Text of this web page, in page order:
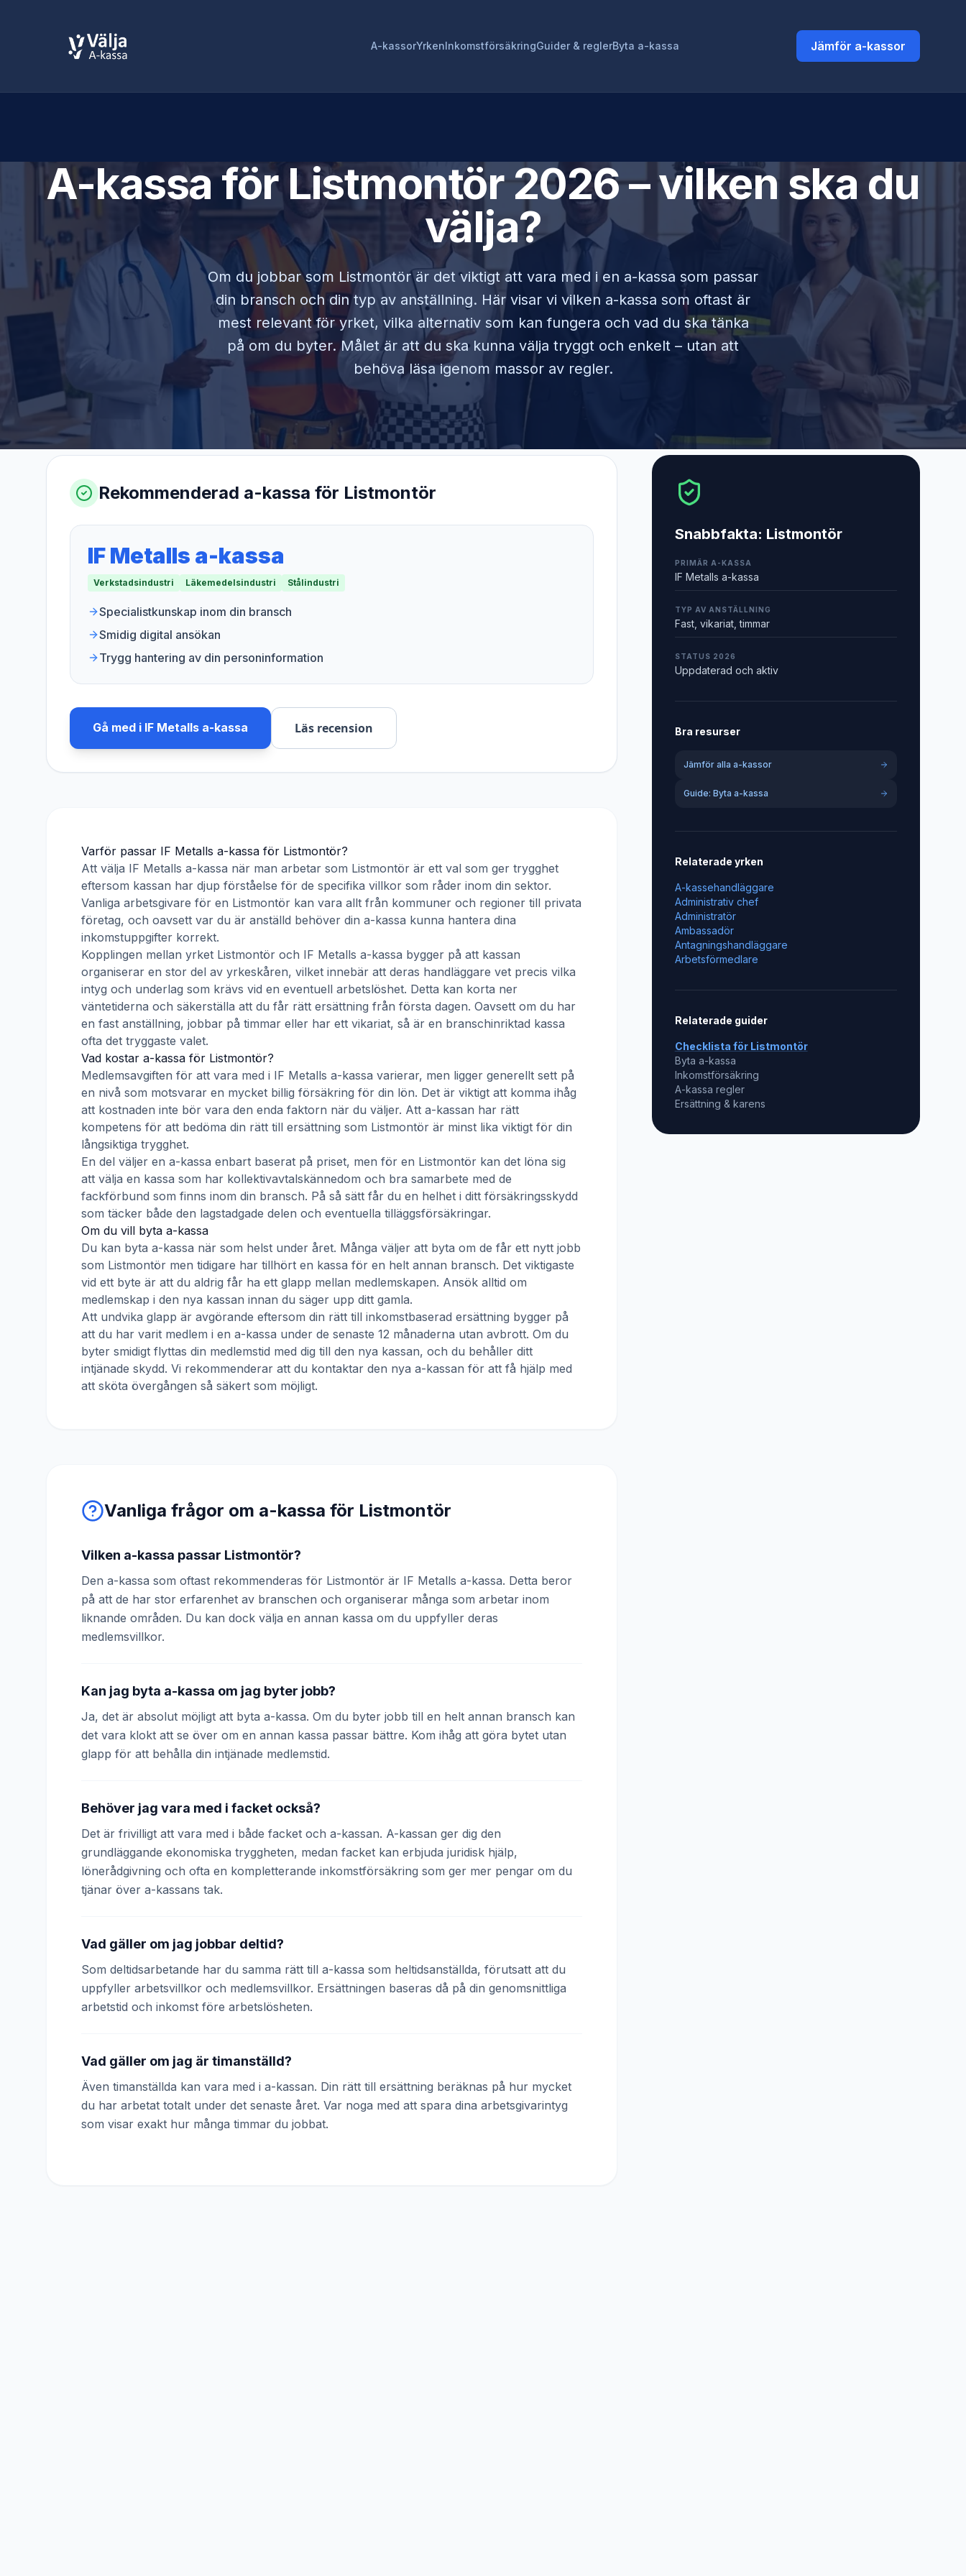
A-kassorYrkenInkomstförsäkringGuider & reglerByta a-kassa Jämför a-kassor
A-kassa förListmontör2026 – vilken ska du
välja?
Om du jobbar som Listmontörär det viktigt att vara med i en a-kassa som passar
din bransch och din typ av anställning. Här visar vi vilken a-kassa som oftast är
mest relevant för yrket, vilka alternativ som kan fungera och vad du ska tänka
på om du byter. Målet är att du ska kunna välja tryggt och enkelt – utan att
behöva läsa igenom massor av regler.
Rekommenderad a-kassa för Listmontör
IF Metalls a-kassa
Verkstadsindustri Läkemedelsindustri Stålindustri
Specialistkunskap inom din bransch
Smidig digital ansökan
Trygg hantering av din personinformation
Gå med i IF Metalls a-kassa Läs recension
Varför passar IF Metalls a-kassa för Listmontör?
Att välja IF Metalls a-kassa när man arbetar som Listmontör är ett val som ger trygghet
eftersom kassan har djup förståelse för de specifika villkor som råder inom din sektor.
Vanliga arbetsgivare för en Listmontör kan vara allt från kommuner och regioner till privata
företag, och oavsett var du är anställd behöver din a-kassa kunna hantera dina
inkomstuppgifter korrekt.
Kopplingen mellan yrket Listmontör och IF Metalls a-kassa bygger på att kassan
organiserar en stor del av yrkeskåren, vilket innebär att deras handläggare vet precis vilka
intyg och underlag som krävs vid en eventuell arbetslöshet. Detta kan korta ner
väntetiderna och säkerställa att du får rätt ersättning från första dagen. Oavsett om du har
en fast anställning, jobbar på timmar eller har ett vikariat, så är en branschinriktad kassa
ofta det tryggaste valet.
Vad kostar a-kassa för Listmontör?
Medlemsavgiften för att vara med i IF Metalls a-kassa varierar, men ligger generellt sett på
en nivå som motsvarar en mycket billig försäkring för din lön. Det är viktigt att komma ihåg
att kostnaden inte bör vara den enda faktorn när du väljer. Att a-kassan har rätt
kompetens för att bedöma din rätt till ersättning som Listmontör är minst lika viktigt för din
långsiktiga trygghet.
En del väljer en a-kassa enbart baserat på priset, men för en Listmontör kan det löna sig
att välja en kassa som har kollektivavtalskännedom och bra samarbete med de
fackförbund som finns inom din bransch. På så sätt får du en helhet i ditt försäkringsskydd
som täcker både den lagstadgade delen och eventuella tilläggsförsäkringar.
Om du vill byta a-kassa
Du kan byta a-kassa när som helst under året. Många väljer att byta om de får ett nytt jobb
som Listmontör men tidigare har tillhört en kassa för en helt annan bransch. Det viktigaste
vid ett byte är att du aldrig får ha ett glapp mellan medlemskapen. Ansök alltid om
medlemskap i den nya kassan innan du säger upp ditt gamla.
Att undvika glapp är avgörande eftersom din rätt till inkomstbaserad ersättning bygger på
att du har varit medlem i en a-kassa under de senaste 12 månaderna utan avbrott. Om du
byter smidigt flyttas din medlemstid med dig till den nya kassan, och du behåller ditt
intjänade skydd. Vi rekommenderar att du kontaktar den nya a-kassan för att få hjälp med
att sköta övergången så säkert som möjligt.
Vanliga frågor om a-kassa för Listmontör
Vilken a-kassa passar Listmontör?
Den a-kassa som oftast rekommenderas för Listmontör är IF Metalls a-kassa. Detta beror
på att de har stor erfarenhet av branschen och organiserar många som arbetar inom
liknande områden. Du kan dock välja en annan kassa om du uppfyller deras
medlemsvillkor.
Kan jag byta a-kassa om jag byter jobb?
Ja, det är absolut möjligt att byta a-kassa. Om du byter jobb till en helt annan bransch kan
det vara klokt att se över om en annan kassa passar bättre. Kom ihåg att göra bytet utan
glapp för att behålla din intjänade medlemstid.
Behöver jag vara med i facket också?
Det är frivilligt att vara med i både facket och a-kassan. A-kassan ger dig den
grundläggande ekonomiska tryggheten, medan facket kan erbjuda juridisk hjälp,
lönerådgivning och ofta en kompletterande inkomstförsäkring som ger mer pengar om du
tjänar över a-kassans tak.
Vad gäller om jag jobbar deltid?
Som deltidsarbetande har du samma rätt till a-kassa som heltidsanställda, förutsatt att du
uppfyller arbetsvillkor och medlemsvillkor. Ersättningen baseras då på din genomsnittliga
arbetstid och inkomst före arbetslösheten.
Vad gäller om jag är timanställd?
Även timanställda kan vara med i a-kassan. Din rätt till ersättning beräknas på hur mycket
du har arbetat totalt under det senaste året. Var noga med att spara dina arbetsgivarintyg
som visar exakt hur många timmar du jobbat.
Snabbfakta: Listmontör
PRIMÄR A-KASSA
IF Metalls a-kassa
TYP AV ANSTÄLLNING
Fast, vikariat, timmar
STATUS 2026
Uppdaterad och aktiv
Bra resurser
Jämför alla a-kassor
Guide: Byta a-kassa
Relaterade yrken
A-kassehandläggare
Administrativ chef
Administratör
Ambassadör
Antagningshandläggare
Arbetsförmedlare
Relaterade guider
Checklista för Listmontör
Byta a-kassa
Inkomstförsäkring
A-kassa regler
Ersättning & karens